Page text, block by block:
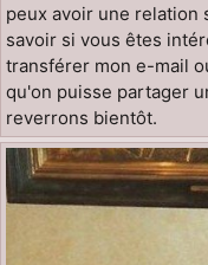
peux avoir une relation
savoir si vous êtes
transférer mon e-mail
qu'on puisse partager
reverrons bientôt.